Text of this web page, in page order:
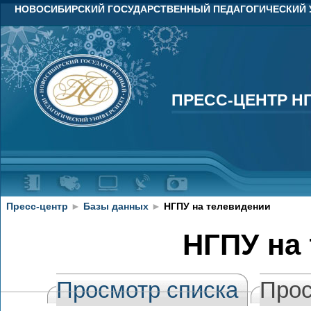
НОВОСИБИРСКИЙ ГОСУДАРСТВЕННЫЙ ПЕДАГОГИЧЕСКИЙ
ПРЕСС-ЦЕНТР
ПРЕСС-ЦЕНТР
Пресс-центр ► Базы данных ► НГПУ на телевидении
НГПУ на
Просмотр списка